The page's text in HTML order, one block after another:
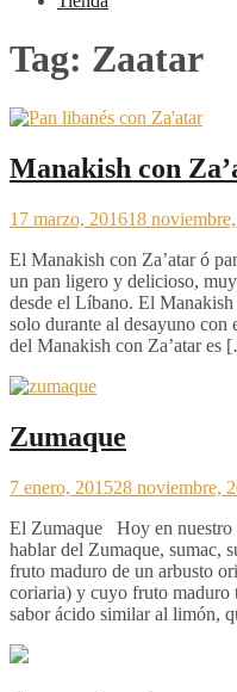
Tag: Zaatar
Manakish con
17 marzo, 201618
El Manakish con Za’atar ó
un pan ligero y delicioso,
desde el Líbano. El Manakish
solo durante al desayuno con
del Manakish con Za’atar es
Zumaque
7 enero, 201528 noviembre,
El Zumaque Hoy en nuestro
hablar del Zumaque, sumac,
fruto maduro de un arbusto
coriaria) y cuyo fruto maduro
sabor ácido similar al limón,